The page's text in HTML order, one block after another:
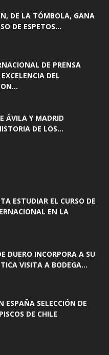
DE LA TÓMBOLA, GANA
DE ESPETOS...
DE PRENSA
DEL
ÁVILA Y MADRID
DE LOS...
ESTUDIAR EL CURSO DE
EN LA
DUERO INCORPORA A SU
VISITA A BODEGA...
ESPAÑA SELECCIÓN DE
DE CHILE